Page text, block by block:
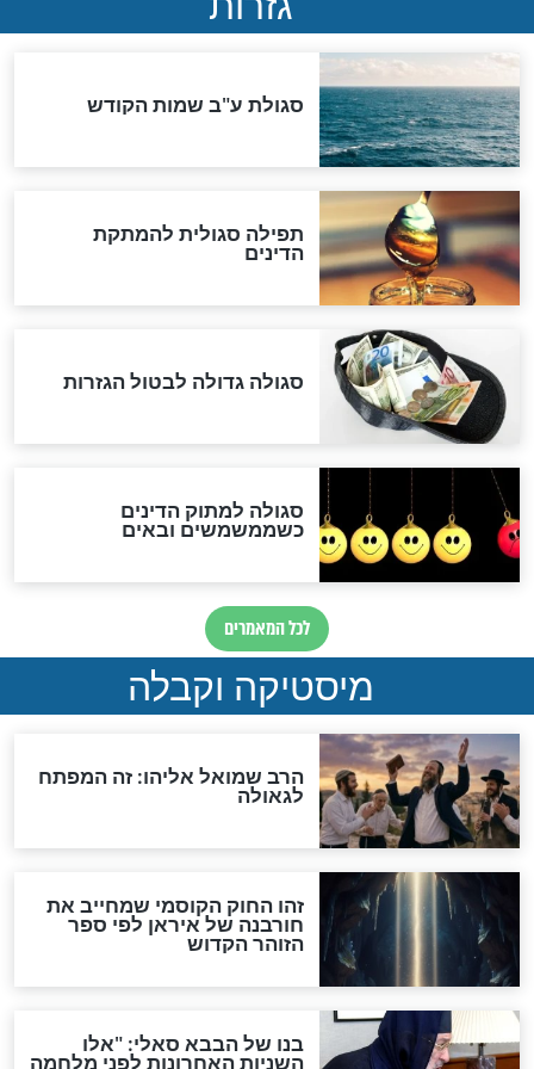
ההסכם החשאי של טראמפ
ואיראן: בלי שקיפות ועם הרבה
סימני שאלה
המסמך האבוד שנחשף
במרתפי מוסקבה: כתב היד
הנדיר של הרשב"ם התגלה
שורדת השואה שחוגגת 100:
"מודה לקב"ה על כל השנים"
לכל המאמרים
אחרית הימים
האם אפשר לחשב את הקץ?
מה יהיה בימות המשיח?